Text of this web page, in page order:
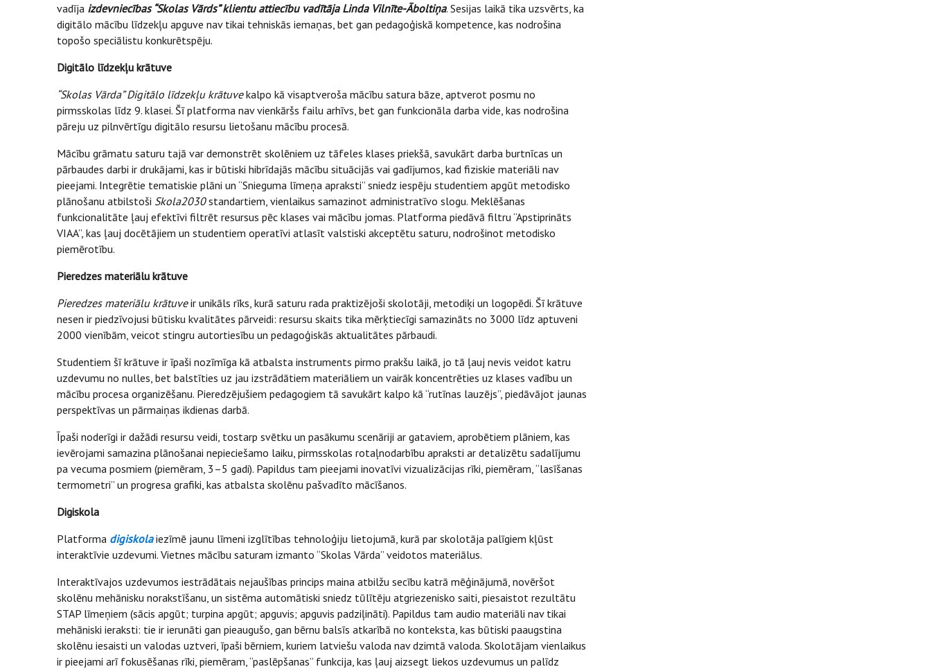
vadīja izdevniecības “Skolas Vārds” klientu attiecību vadītāja Linda Vilnīte-Āboltiņa. Sesijas laikā tika uzsvērts, ka
digitālo mācību līdzekļu apguve nav tikai tehniskās iemaņas, bet gan pedagoģiskā kompetence, kas nodrošina
topošo speciālistu konkurētspēju.
Digitālo līdzekļu krātuve
“Skolas Vārda” Digitālo līdzekļu krātuvekalpo kā visaptveroša mācību satura bāze, aptverot posmu no
pirmsskolas līdz 9. klasei. Šī platforma nav vienkāršs failu arhīvs, bet gan funkcionāla darba vide, kas nodrošina
pāreju uz pilnvērtīgu digitālo resursu lietošanu mācību procesā.
Mācību grāmatu saturu tajā var demonstrēt skolēniem uz tāfeles klases priekšā, savukārt darba burtnīcas un
pārbaudes darbi ir drukājami, kas ir būtiski hibrīdajās mācību situācijās vai gadījumos, kad fiziskie materiāli nav
pieejami. Integrētie tematiskie plāni un “Snieguma līmeņa apraksti” sniedz iespēju studentiem apgūt metodisko
plānošanu atbilstoši Skola2030standartiem, vienlaikus samazinot administratīvo slogu. Meklēšanas
funkcionalitāte ļauj efektīvi filtrēt resursus pēc klases vai mācību jomas. Platforma piedāvā filtru “Apstiprināts
VIAA”, kas ļauj docētājiem un studentiem operatīvi atlasīt valstiski akceptētu saturu, nodrošinot metodisko
piemērotību.
Pieredzes materiālu krātuve
Pieredzes materiālu krātuveir unikāls rīks, kurā saturu rada praktizējoši skolotāji, metodiķi un logopēdi. Šī krātuve
nesen ir piedzīvojusi būtisku kvalitātes pārveidi: resursu skaits tika mērķtiecīgi samazināts no 3000 līdz aptuveni
2000 vienībām, veicot stingru autortiesību un pedagoģiskās aktualitātes pārbaudi.
Studentiem šī krātuve ir īpaši nozīmīga kā atbalsta instruments pirmo prakšu laikā, jo tā ļauj nevis veidot katru
uzdevumu no nulles, bet balstīties uz jau izstrādātiem materiāliem un vairāk koncentrēties uz klases vadību un
mācību procesa organizēšanu. Pieredzējušiem pedagogiem tā savukārt kalpo kā “rutīnas lauzējs”, piedāvājot jaunas
perspektīvas un pārmaiņas ikdienas darbā.
Īpaši noderīgi ir dažādi resursu veidi, tostarp svētku un pasākumu scenāriji ar gataviem, aprobētiem plāniem, kas
ievērojami samazina plānošanai nepieciešamo laiku, pirmsskolas rotaļnodarbību apraksti ar detalizētu sadalījumu
pa vecuma posmiem (piemēram, 3–5 gadi). Papildus tam pieejami inovatīvi vizualizācijas rīki, piemēram, “lasīšanas
termometri” un progresa grafiki, kas atbalsta skolēnu pašvadīto mācīšanos.
Digiskola
Platforma digiskolaiezīmē jaunu līmeni izglītības tehnoloģiju lietojumā, kurā par skolotāja palīgiem kļūst
interaktīvie uzdevumi. Vietnes mācību saturam izmanto “Skolas Vārda” veidotos materiālus.
Interaktīvajos uzdevumos iestrādātais nejaušības princips maina atbilžu secību katrā mēģinājumā, novēršot
skolēnu mehānisku norakstīšanu, un sistēma automātiski sniedz tūlītēju atgriezenisko saiti, piesaistot rezultātu
STAP līmeņiem (sācis apgūt; turpina apgūt; apguvis; apguvis padziļināti). Papildus tam audio materiāli nav tikai
mehāniski ieraksti: tie ir ierunāti gan pieaugušo, gan bērnu balsīs atkarībā no konteksta, kas būtiski paaugstina
skolēnu iesaisti un valodas uztveri, īpaši bērniem, kuriem latviešu valoda nav dzimtā valoda. Skolotājam vienlaikus
ir pieejami arī fokusēšanas rīki, piemēram, “paslēpšanas” funkcija, kas ļauj aizsegt liekos uzdevumus un palīdz